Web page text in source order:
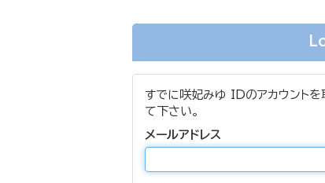
すでに咲妃みゆ IDのアカウントを
て下さい。
メールアドレス